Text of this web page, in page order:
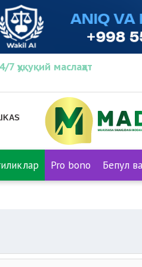
7 ҳуқуқий маслаҳат
Pro bono Бепул